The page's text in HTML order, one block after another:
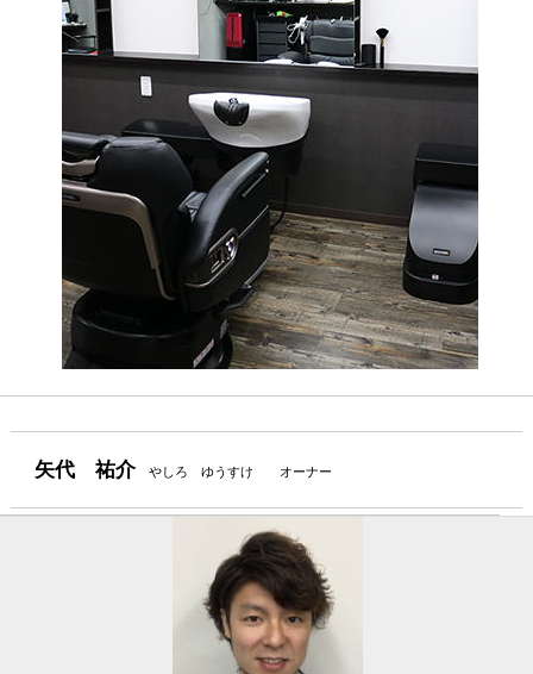
矢代 祐介やしろ ゆうすけ オーナー